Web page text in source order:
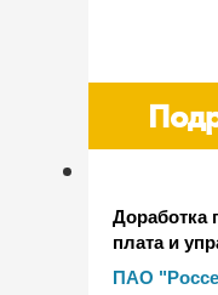
Доработка
плата и
ПАО